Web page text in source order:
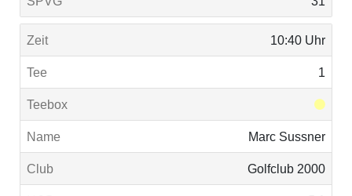
10:40 Uhr
1
Marc Sussner
Golfclub 2000